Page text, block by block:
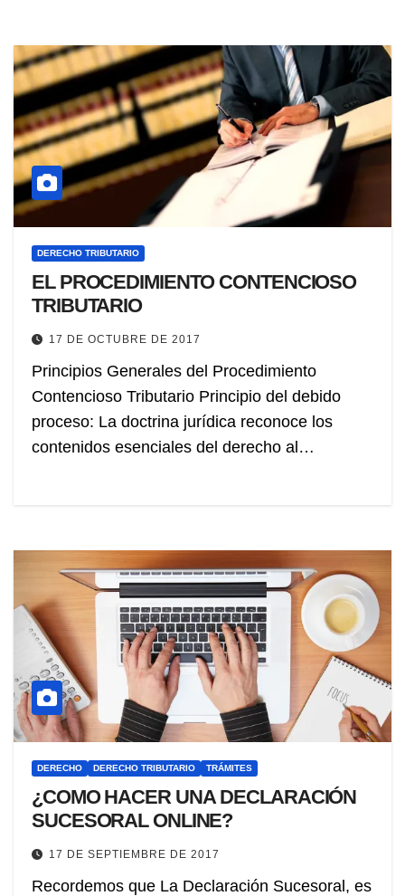
DERECHO TRIBUTARIO
EL PROCEDIMIENTO CONTENCIOSO
TRIBUTARIO
17 DE OCTUBRE DE 2017
Principios Generales del Procedimiento
Contencioso Tributario Principio del debido
proceso: La doctrina jurídica reconoce los
contenidos esenciales del derecho al…
DERECHO DERECHO TRIBUTARIO TRÁMITES
¿COMO HACER UNA DECLARACIÓN
SUCESORAL ONLINE?
17 DE SEPTIEMBRE DE 2017
Recordemos que La Declaración Sucesoral, es